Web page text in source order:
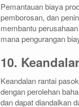
Pemantauan biaya
pemborosan, dan
membantu
mana pengurangan
10.
Keandalan rantai
dengan perolehan
dan dapat diandalkan